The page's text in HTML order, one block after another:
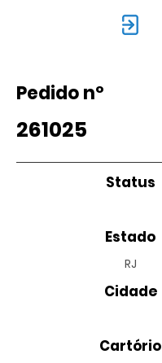
Pedido nº
261025
Status
Estado
RJ
Cidade
Cartório